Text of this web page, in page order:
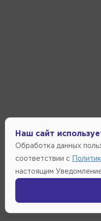
Наш сайт
Обработка данных
соответствии с
настоящим